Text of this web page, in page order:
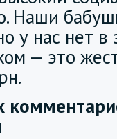
Наши
у нас нет
— это